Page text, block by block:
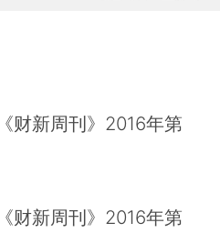
财新周刊》2016年第
财新周刊》2016年第